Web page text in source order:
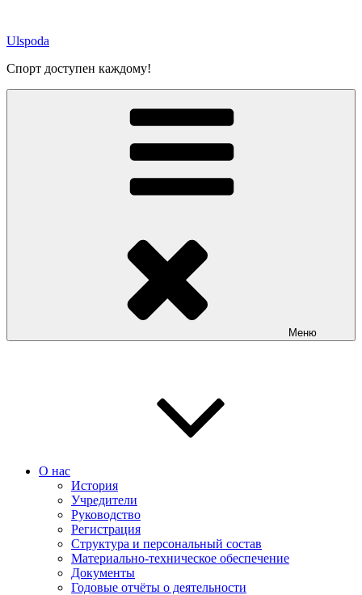
содержимому
Ulspoda
Спорт доступен каждому!
Меню
О нас
История
Учредители
Руководство
Регистрация
Структура и персональный состав
Материально-техническое обеспечение
Документы
Годовые отчёты о деятельности